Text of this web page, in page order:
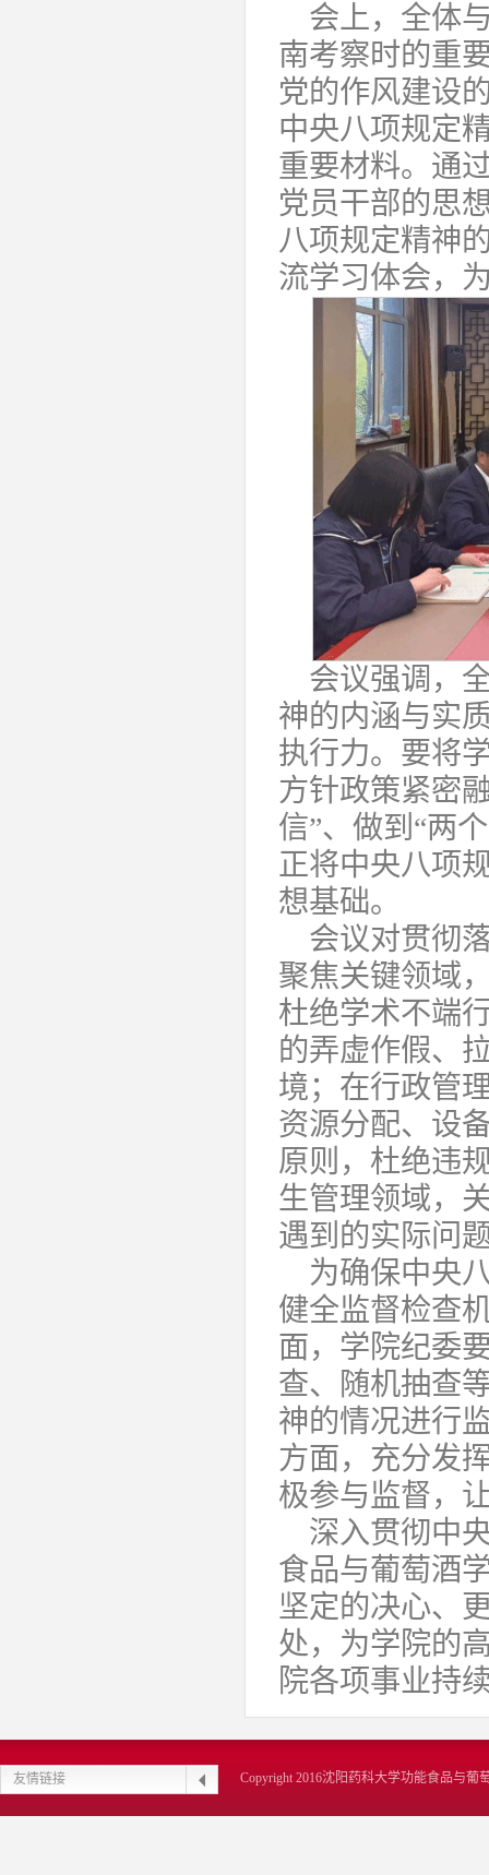
会上，全体
南考察时的重
党的作风建设
中央八项规定
重要材料。通
党员干部的思
八项规定精神
流学习体会，
会议强调，
神的内涵与实
执行力。要将
方针政策紧密
信”、做到“两
正将中央八项
想基础。
会议对贯彻
聚焦关键领域
杜绝学术不端
的弄虚作假、
境；在行政管
资源分配、设
原则，杜绝违
生管理领域，
遇到的实际问
为确保中央
健全监督检查
面，学院纪委
查、随机抽查
神的情况进行
方面，充分发
极参与监督，
深入贯彻中
食品与葡萄酒
坚定的决心、
处，为学院的
院各项事业持
友情链接 Copyright 2016沈阳药科大学功能食品与葡